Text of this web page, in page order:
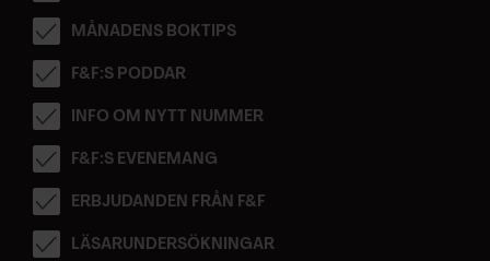
MÅNADENS BOKTIPS
F&F:S PODDAR
INFO OM NYTT NUMMER
F&F:S EVENEMANG
ERBJUDANDEN FRÅN F&F
LÄSARUNDERSÖKNINGAR